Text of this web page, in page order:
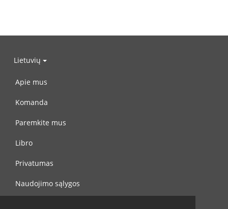
Lietuvių
Apie mus
Komanda
Paremkite mus
Libro
Privatumas
Naudojimo sąlygos